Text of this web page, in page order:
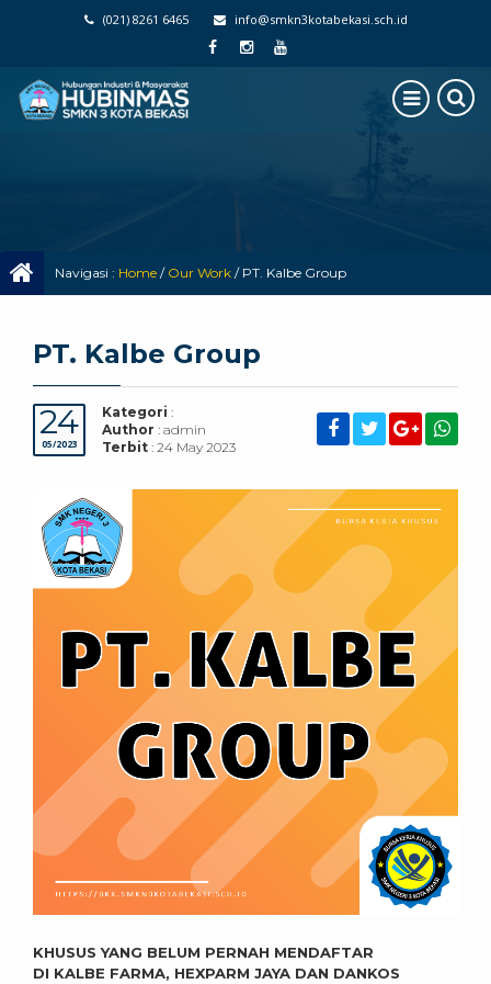
(021) 8261 6465 info@smkn3kotabekasi.sch.id
Navigasi : Home / Our Work / PT. Kalbe Group
PT. Kalbe Group
24
05/2023
Kategori :
Author : admin
Terbit : 24 May 2023
KHUSUS YANG BELUM PERNAH MENDAFTAR
DI KALBE FARMA, HEXPARM JAYA DAN DANKOS